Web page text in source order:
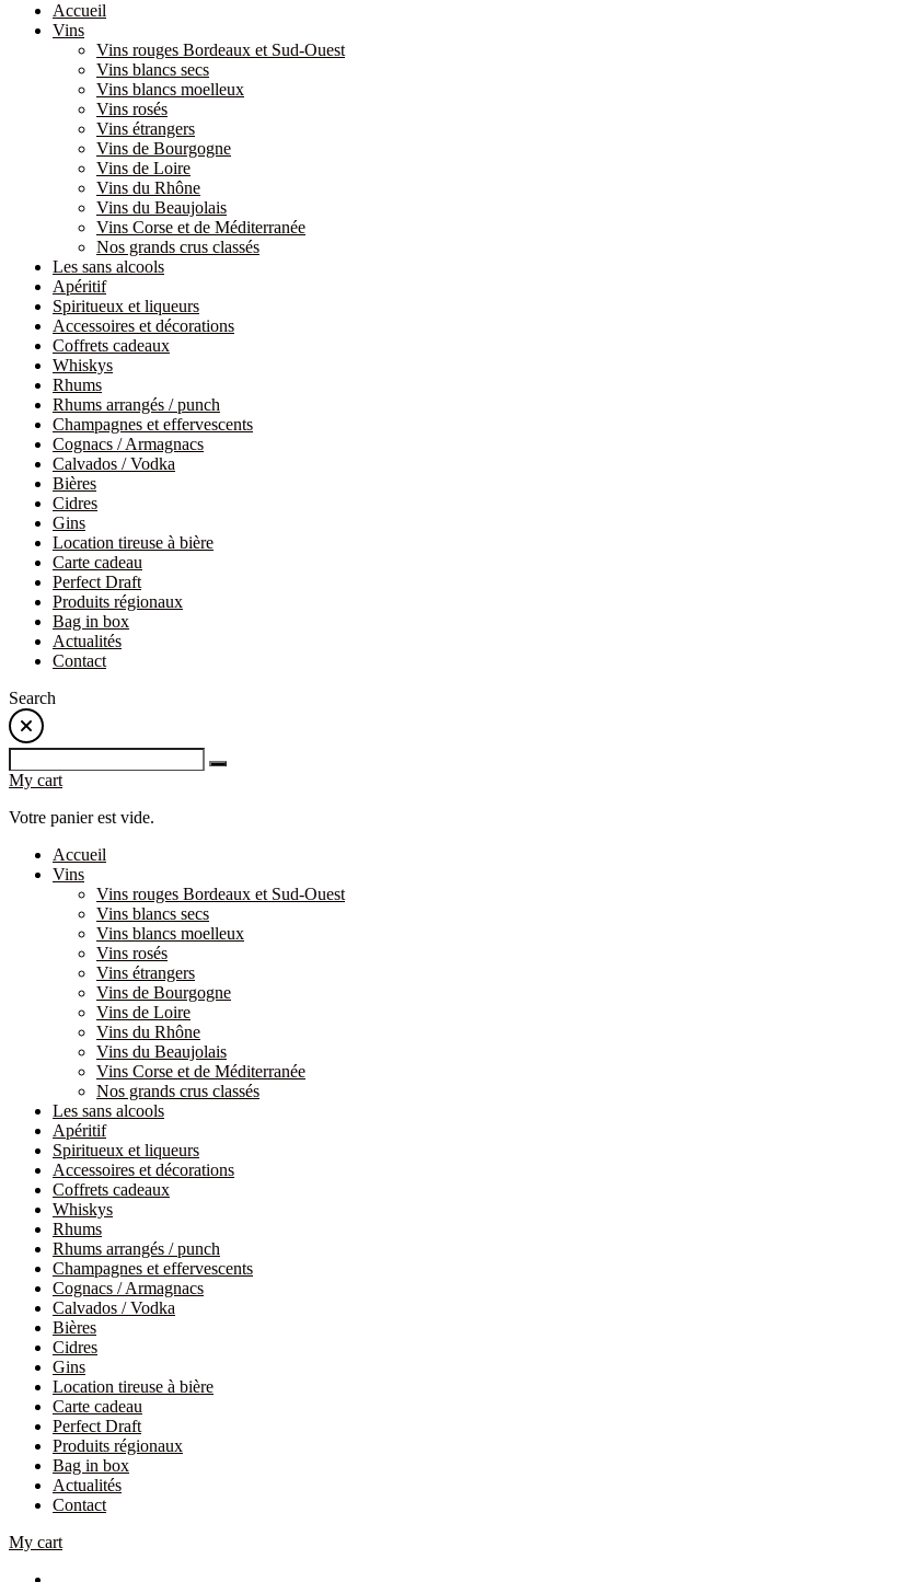
Accueil
Vins
Vins rouges Bordeaux et Sud-Ouest
Vins blancs secs
Vins blancs moelleux
Vins rosés
Vins étrangers
Vins de Bourgogne
Vins de Loire
Vins du Rhône
Vins du Beaujolais
Vins Corse et de Méditerranée
Nos grands crus classés
Les sans alcools
Apéritif
Spiritueux et liqueurs
Accessoires et décorations
Coffrets cadeaux
Whiskys
Rhums
Rhums arrangés / punch
Champagnes et effervescents
Cognacs / Armagnacs
Calvados / Vodka
Bières
Cidres
Gins
Location tireuse à bière
Carte cadeau
Perfect Draft
Produits régionaux
Bag in box
Actualités
Contact
Search
My cart
Votre panier est vide.
Accueil
Vins
Vins rouges Bordeaux et Sud-Ouest
Vins blancs secs
Vins blancs moelleux
Vins rosés
Vins étrangers
Vins de Bourgogne
Vins de Loire
Vins du Rhône
Vins du Beaujolais
Vins Corse et de Méditerranée
Nos grands crus classés
Les sans alcools
Apéritif
Spiritueux et liqueurs
Accessoires et décorations
Coffrets cadeaux
Whiskys
Rhums
Rhums arrangés / punch
Champagnes et effervescents
Cognacs / Armagnacs
Calvados / Vodka
Bières
Cidres
Gins
Location tireuse à bière
Carte cadeau
Perfect Draft
Produits régionaux
Bag in box
Actualités
Contact
My cart